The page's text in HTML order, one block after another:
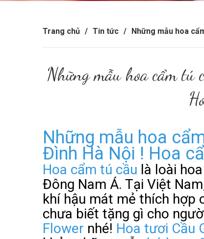
Trang chủ / Tin tức / Những mẫu hoa
Những mẫu hoa cẩm
Những mẫu hoa
Đình Hà Nội ! Hoa
Hoa cẩm tú cầu là loài
Đông Nam Á. Tại Việt
khí hậu mát mẻ thích hợp
chưa biết tặng gì cho
Flower nhé! Hoa tươi Cầu